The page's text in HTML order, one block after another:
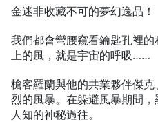
金迷非收藏不可的夢幻逸品！
我們都會彎腰窺看鑰匙孔裡
上的風，就是宇宙的呼吸……
槍客羅蘭與他的共業夥伴傑
烈的風暴。在躲避風暴期間
人知的神秘過往。